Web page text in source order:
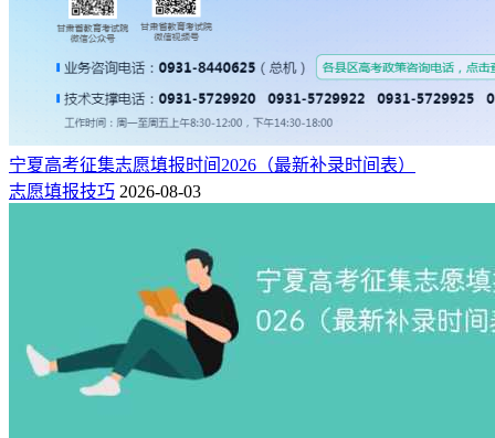
宁夏高考征集志愿填报时间2026（最新补录时间表）
志愿填报技巧 2026-08-03